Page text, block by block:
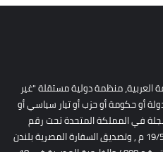
العربية، منظمة دولية مستقلة "غير
أو حكومة أو حزب أو تيار سياسي أو
في المملكة المتحدة تحت رقم
9599569 بتاريخ 19/5/2015 م , وتصديق السفارة المصرية بلندن